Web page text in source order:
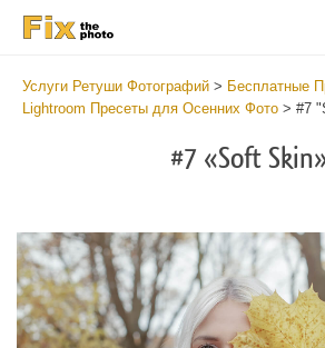
Услуги Ретуши Фотографий > Бесплатные
Lightroom Пресеты для Осенних Фото > #7
#7 «Soft